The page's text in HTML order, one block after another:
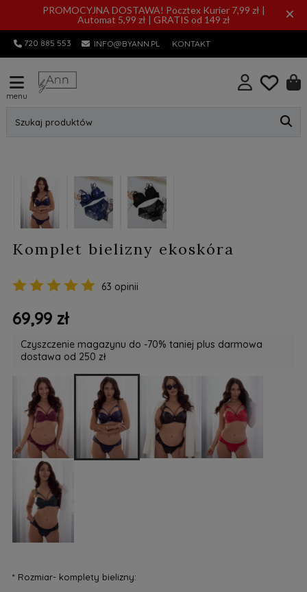
PROMOCYJNA DOSTAWA! Pocztex Kurier 7,99 zł |
Automat 5,99 zł | GRATIS od 149 zł
×
720 885 553 INFO@BYANN.PL KONTAKT
menu
Szukaj produktów
Komplet bielizny ekoskóra
63 opinii
69,99 zł
Czyszczenie magazynu do -70% taniej plus darmowa
dostawa od 250 zł
*Rozmiar- komplety bielizny: